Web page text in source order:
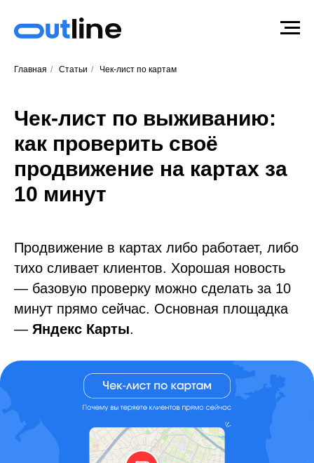
Главная / Статьи / Чек-лист по картам
Чек-лист по выживанию:
как проверить своё
продвижение на картах за
10 минут
Продвижение в картах либо работает, либо
тихо сливает клиентов. Хорошая новость
— базовую проверку можно сделать за 10
минут прямо сейчас. Основная площадка
— Яндекс Карты.